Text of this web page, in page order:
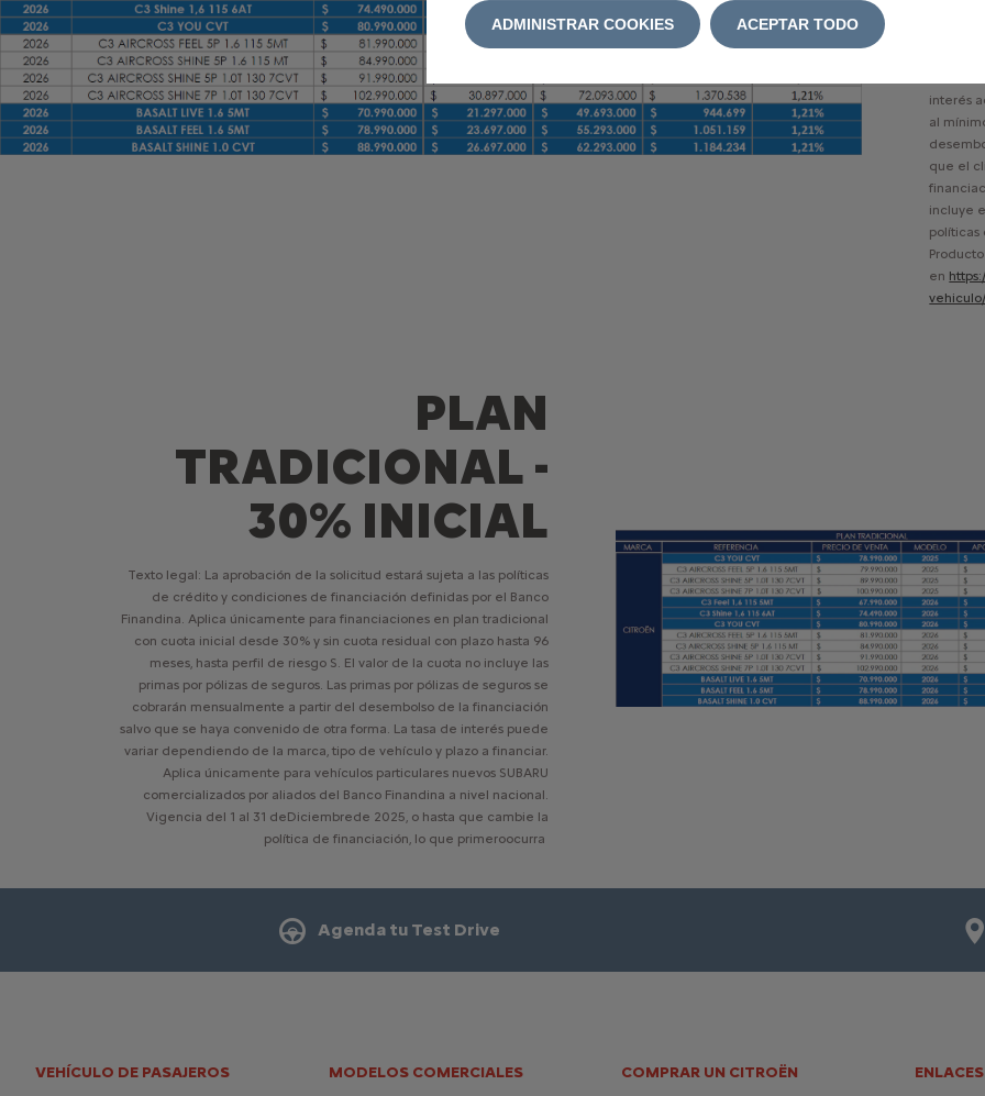
de
unos
estas
interés
al
que el
incluye
políticas
en
PLAN
TRADICIONAL -
30% INICIAL
Texto legal: La aprobación de la solicitud estará sujeta a las políticas
de crédito y condiciones de financiación definidas por el Banco
Finandina. Aplica únicamente para financiaciones en plan tradicional
con cuota inicial desde 30% y sin cuota residual con plazo hasta 96
meses, hasta perfil de riesgo S. El valor de la cuota no incluye las
primas por pólizas de seguros. Las primas por pólizas de seguros se
cobrarán mensualmente a partir del desembolso de la financiación
salvo que se haya convenido de otra forma. La tasa de interés puede
variar dependiendo de la marca, tipo de vehículo y plazo a financiar.
Aplica únicamente para vehículos particulares nuevos SUBARU
comercializados por aliados del Banco Finandina a nivel nacional.
Vigencia del 1 al 31 deDiciembrede 2025, o hasta que cambie la
política de financiación, lo que primeroocurra
Agenda tu Test Drive
VEHÍCULO DE PASAJEROS MODELOS COMERCIALES COMPRAR UN CITROËN
ADMINISTRAR COOKIES ACEPTAR TODO